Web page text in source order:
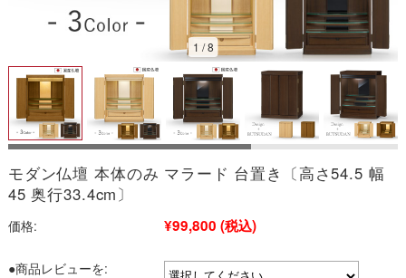
2026/08
水 木 金
土
1
2
5
8
9
10 12 14
15
16
17 18 19 20 21
22
23
24 25 26 27 28
29
31
■今日 ■定休日
※こちらは通販サイトの営業日カレンダーです。 実店舗の営業日は以下よ
りご確認ください。
1 /8
モダン仏壇 本体のみ マラード 台置き〔高さ54.5 幅
45 奥行33.4cm〕
価格: ¥99,800 (税込)
●商品レビューを: